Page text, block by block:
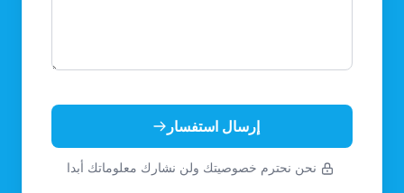
إرسال استفسار
نحن نحترم خصوصيتك ولن نشارك معلوماتك أبدا